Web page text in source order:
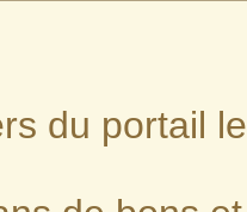
du portail